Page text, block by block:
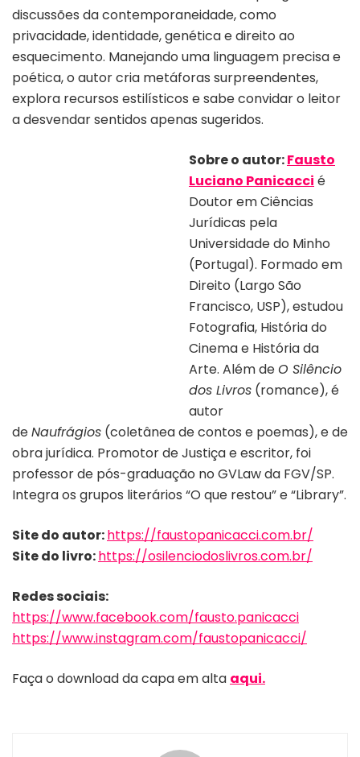
discussões da contemporaneidade, como
privacidade, identidade, genética e direito ao
esquecimento. Manejando uma linguagem precisa e
poética, o autor cria metáforas surpreendentes,
explora recursos estilísticos e sabe convidar o leitor
a desvendar sentidos apenas sugeridos.
Sobre o autor:Fausto
Luciano Panicacci é
Doutor em Ciências
Jurídicas pela
Universidade do Minho
(Portugal). Formado em
Direito (Largo São
Francisco, USP), estudou
Fotografia, História do
Cinema e História da
Arte. Além deO Silêncio
dos Livros (romance), é
autor
deNaufrágios (coletânea de contos e poemas), e de
obra jurídica. Promotor de Justiça e escritor, foi
professor de pós-graduação no GVLaw da FGV/SP.
Integra os grupos literários “O que restou” e “Library”.
Site do autor:https://faustopanicacci.com.br/
Site do livro:https://osilenciodoslivros.com.br/
Redes sociais:
https://www.facebook.com/fausto.panicacci
https://www.instagram.com/faustopanicacci/
Faça o download da capa em alta aqui.